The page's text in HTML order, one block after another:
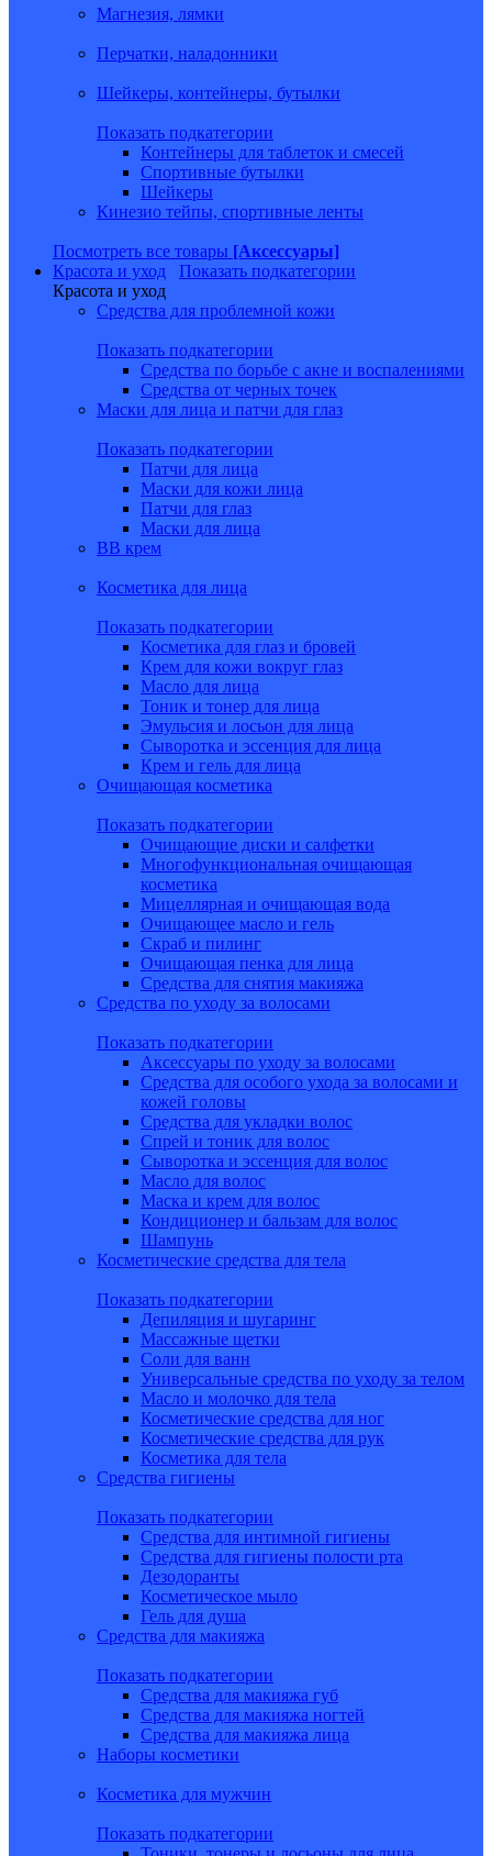
Магнезия, лямки
Перчатки, наладонники
Шейкеры, контейнеры, бутылки
Показать подкатегории
Контейнеры для таблеток и смесей
Спортивные бутылки
Шейкеры
Кинезио тейпы, спортивные ленты
Посмотреть все товары [Аксессуары]
Красота и уход
Показать подкатегории
Красота и уход
Средства для проблемной кожи
Показать подкатегории
Средства по борьбе с акне и воспалениями
Средства от черных точек
Маски для лица и патчи для глаз
Показать подкатегории
Патчи для лица
Маски для кожи лица
Патчи для глаз
Маски для лица
BB крем
Косметика для лица
Показать подкатегории
Косметика для глаз и бровей
Крем для кожи вокруг глаз
Масло для лица
Тоник и тонер для лица
Эмульсия и лосьон для лица
Сыворотка и эссенция для лица
Крем и гель для лица
Очищающая косметика
Показать подкатегории
Очищающие диски и салфетки
Многофункциональная очищающая
косметика
Мицеллярная и очищающая вода
Очищающее масло и гель
Скраб и пилинг
Очищающая пенка для лица
Средства для снятия макияжа
Средства по уходу за волосами
Показать подкатегории
Аксессуары по уходу за волосами
Средства для особого ухода за волосами и
кожей головы
Средства для укладки волос
Спрей и тоник для волос
Сыворотка и эссенция для волос
Масло для волос
Маска и крем для волос
Кондиционер и бальзам для волос
Шампунь
Косметические средства для тела
Показать подкатегории
Депиляция и шугаринг
Массажные щетки
Соли для ванн
Универсальные средства по уходу за телом
Масло и молочко для тела
Косметические средства для ног
Косметические средства для рук
Косметика для тела
Средства гигиены
Показать подкатегории
Средства для интимной гигиены
Средства для гигиены полости рта
Дезодоранты
Косметическое мыло
Гель для душа
Средства для макияжа
Показать подкатегории
Средства для макияжа губ
Средства для макияжа ногтей
Средства для макияжа лица
Наборы косметики
Косметика для мужчин
Показать подкатегории